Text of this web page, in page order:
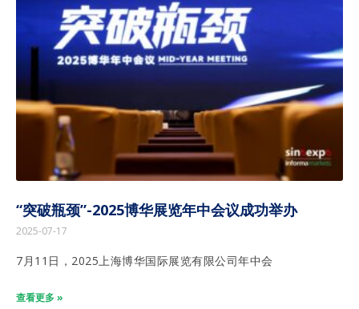
“突破瓶颈”-2025博华展览年中会议成功举办
2025-07-17
7月11日，2025上海博华国际展览有限公司年中会
查看更多 »